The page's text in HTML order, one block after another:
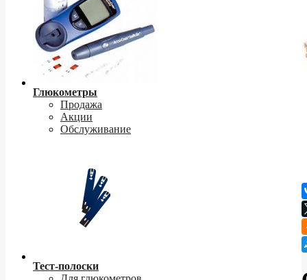
Глюкометры
Продажа
Акции
Обслуживание
Тест-полоски